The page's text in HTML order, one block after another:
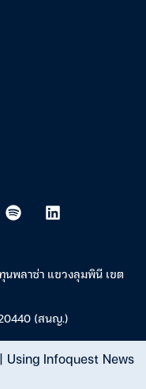
นพลาซ่า แขวงลุมพินี เขต
(สนญ.)
Using Infoquest News